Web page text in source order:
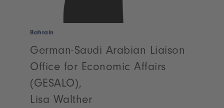
Bahrain
German-Saudi Arabian Liaison
Office for Economic Affairs
(GESALO),
Lisa Walther